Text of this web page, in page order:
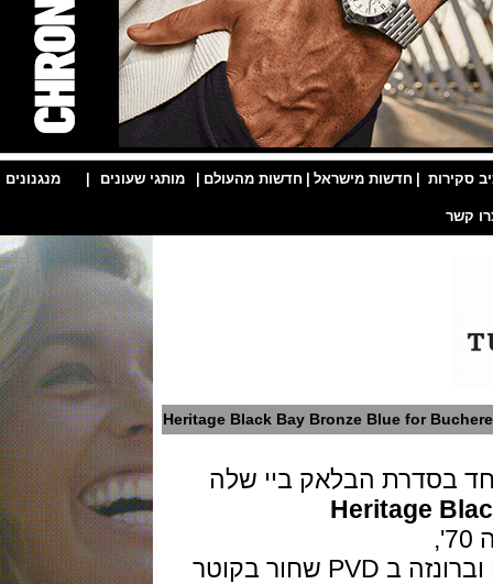
| חדשות מישראל | חדשות מהעולם | מותגי שעונים | מנגנונים |
Heritage Black Bay Bronze Blue for
הבלאק ביי שלה
Heritage
גוף השעון בנוי סגסוגת של אלומויניום וברונזה ב PVD שחור בקוטר